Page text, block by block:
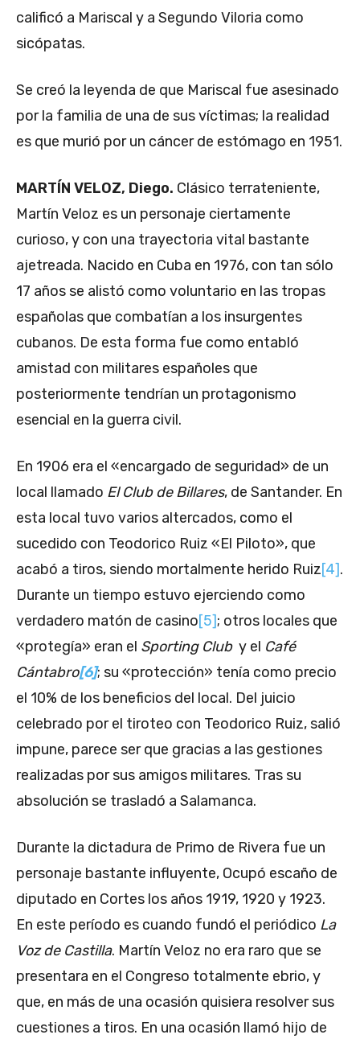
calificó a Mariscal y a Segundo Viloria como
sicópatas.
Se creó la leyenda de que Mariscal fue asesinado
por la familia de una de sus víctimas; la realidad
es que murió por un cáncer de estómago en 1951.
MARTÍN VELOZ, Diego. Clásico terrateniente,
Martín Veloz es un personaje ciertamente
curioso, y con una trayectoria vital bastante
ajetreada. Nacido en Cuba en 1976, con tan sólo
17 años se alistó como voluntario en las tropas
españolas que combatían a los insurgentes
cubanos. De esta forma fue como entabló
amistad con militares españoles que
posteriormente tendrían un protagonismo
esencial en la guerra civil.
En 1906 era el «encargado de seguridad» de un
local llamado El Club de Billares, de Santander. En
esta local tuvo varios altercados, como el
sucedido con Teodorico Ruiz «El Piloto», que
acabó a tiros, siendo mortalmente herido Ruiz[4].
Durante un tiempo estuvo ejerciendo como
verdadero matón de casino[5]; otros locales que
«protegía» eran el Sporting Club y el Café
Cántabro[6]; su «protección» tenía como precio
el 10% de los beneficios del local. Del juicio
celebrado por el tiroteo con Teodorico Ruiz, salió
impune, parece ser que gracias a las gestiones
realizadas por sus amigos militares. Tras su
absolución se trasladó a Salamanca.
Durante la dictadura de Primo de Rivera fue un
personaje bastante influyente, Ocupó escaño de
diputado en Cortes los años 1919, 1920 y 1923.
En este período es cuando fundó el periódico La
Voz de Castilla. Martín Veloz no era raro que se
presentara en el Congreso totalmente ebrio, y
que, en más de una ocasión quisiera resolver sus
cuestiones a tiros. En una ocasión llamó hijo de